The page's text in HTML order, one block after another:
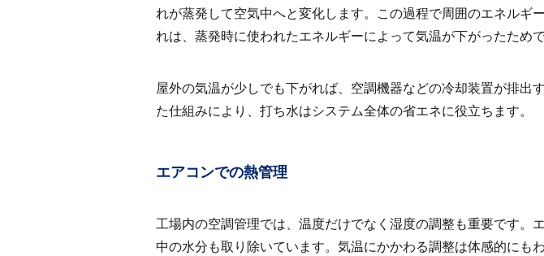
れが蒸発して空気中へと変化します。この過程で周囲のエネルギ
れは、蒸発時に使われたエネルギーによって気温が下がったためで
屋外の気温が少しでも下がれば、空調機器などの冷却装置が排
た仕組みにより、打ち水はシステム全体の省エネに役立ちます。
エアコンでの熱管理
工場内の空調管理では、温度だけでなく湿度の調整も重要です
中の水分も取り除いています。気温にかかわる調整は体感的に